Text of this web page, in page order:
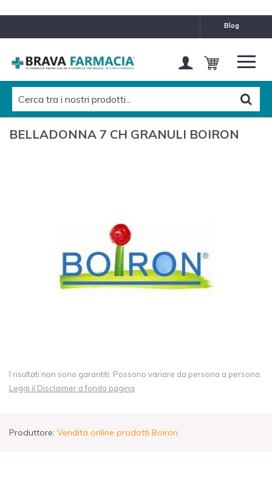
blog
BELLADONNA 7 CH GRANULI BOIRON
I risultati non sono garantiti. Possono variare da persona a persona.
Leggi il Disclaimer a fondo pagina
Produttore: Vendita online prodotti Boiron